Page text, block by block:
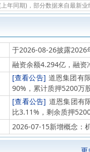
年同期)，部分数据来自最新业
于2026-08-26披露2026
融资余额4.294亿，融资
[查看公告] 道恩集团有
90%，累计质押5200万
[查看公告] 道恩集团有
比3.11%，剩余质押
2026-07-15新增概念：